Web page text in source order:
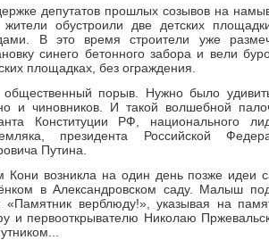
депутатов прошлых созывов на
жители обустроили две детских
В это время строители уже
синего бетонного забора и вели
площадках, без ограждения.
порыв. Нужно было
и чиновников. И такой волшебной
Конституции РФ, национального
президента Российской
Путина.
Кони возникла на один день позже идеи
в Александровском саду. Малыш
«Памятник верблюду!», указывая на
и первооткрывателю Николаю